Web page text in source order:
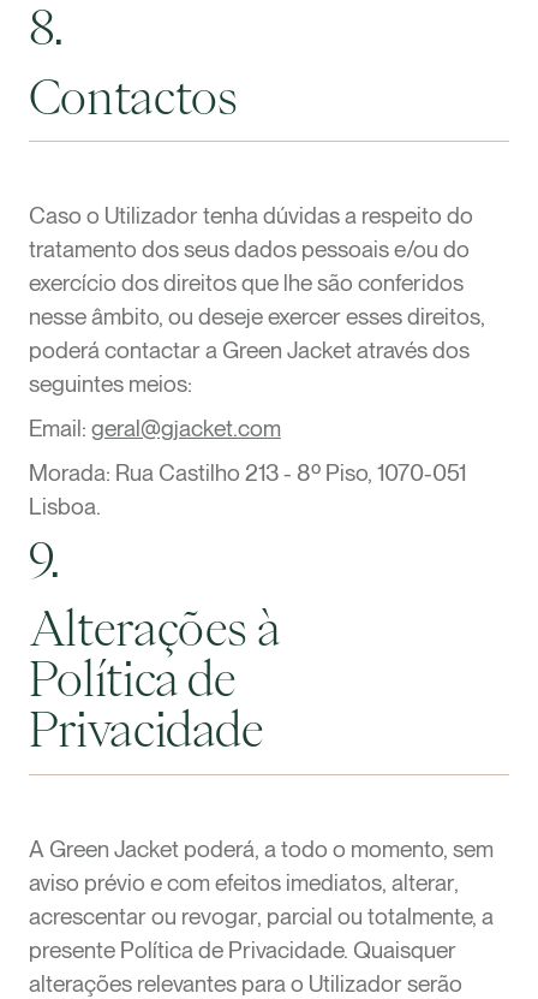
8.
Contactos
Caso o Utilizador tenha dúvidas a respeito do
tratamento dos seus dados pessoais e/ou do
exercício dos direitos que lhe são conferidos
nesse âmbito, ou deseje exercer esses direitos,
poderá contactar a Green Jacket através dos
seguintes meios:
Email: geral@gjacket.com
Morada: Rua Castilho 213 - 8º Piso, 1070-051
Lisboa.
9.
Alterações à
Política de
Privacidade
A Green Jacket poderá, a todo o momento, sem
aviso prévio e com efeitos imediatos, alterar,
acrescentar ou revogar, parcial ou totalmente, a
presente Política de Privacidade. Quaisquer
alterações relevantes para o Utilizador serão